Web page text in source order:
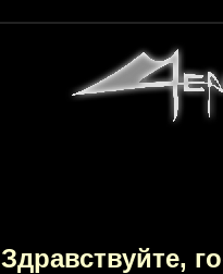
Здравствуйте,